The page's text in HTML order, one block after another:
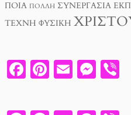
ΠΟΙΑ ΠΟΛΛΉ ΣΥΝΕΡΓΑΣΊΑ
ΤΈΧΝΗ ΦΥΣΙΚΉ
F
C
PI
T
E
A
M
SS